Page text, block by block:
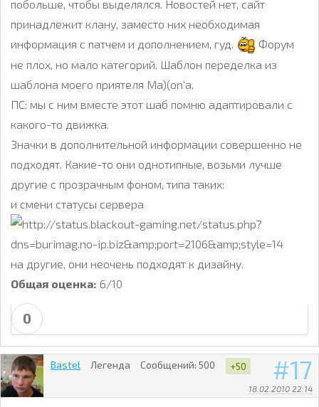
побольше, чтобы выделялся. Новостей нет, сайт
принадлежит клану, заместо них необходимая
информация с патчем и дополнением, гуд.
Форум
не плох, но мало категорий. Шаблон переделка из
шаблона моего приятеля Ma)(on'a.
ПС: мы с ним вместе этот шаб помню адаптировали с
какого-то движка.
Значки в дополнительной информации совершенно не
подходят. Какие-то они однотипные, возьми лучше
другие с прозрачным фоном, типа таких:
и смени статусы сервера
на другие, они неочень подходят к дизайну.
Общая оценка: 6/10
0
17
18.02.2010 22:14
Bastel Легенда Сообщений: 500 +50